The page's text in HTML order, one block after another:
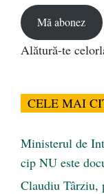
Mă abonez
Alătură-te
CELE MAI
Ministerul de
cip NU este
Claudiu Târziu,